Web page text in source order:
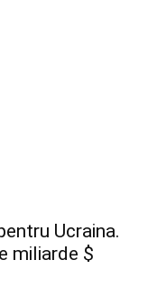
Ucraina.
miliarde $